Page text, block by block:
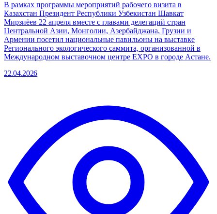
В рамках программы мероприятий рабочего визита в
Казахстан Президент Республики Узбекистан Шавкат
Мирзиёев 22 апреля вместе с главами делегаций стран
Центральной Азии, Монголии, Азербайджана, Грузии и
Армении посетил национальные павильоны на выставке
Регионального экологического саммита, организованной в
Международном выставочном центре EXPO в городе Астане.
22.04.2026